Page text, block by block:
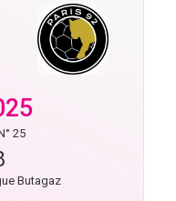
25
Butagaz